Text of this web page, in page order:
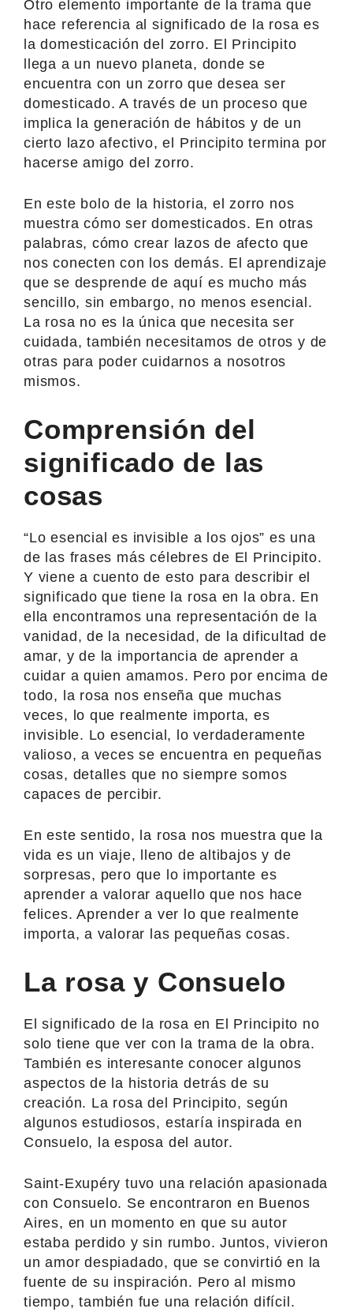
Otro elemento importante de la trama que
hace referencia al significado de la rosa es
la domesticación del zorro. El Principito
llega a un nuevo planeta, donde se
encuentra con un zorro que desea ser
domesticado. A través de un proceso que
implica la generación de hábitos y de un
cierto lazo afectivo, el Principito termina por
hacerse amigo del zorro.
En este bolo de la historia, el zorro nos
muestra cómo ser domesticados. En otras
palabras, cómo crear lazos de afecto que
nos conecten con los demás. El aprendizaje
que se desprende de aquí es mucho más
sencillo, sin embargo, no menos esencial.
La rosa no es la única que necesita ser
cuidada, también necesitamos de otros y de
otras para poder cuidarnos a nosotros
mismos.
Comprensión del
significado de las
cosas
“Lo esencial es invisible a los ojos” es una
de las frases más célebres de El Principito.
Y viene a cuento de esto para describir el
significado que tiene la rosa en la obra. En
ella encontramos una representación de la
vanidad, de la necesidad, de la dificultad de
amar, y de la importancia de aprender a
cuidar a quien amamos. Pero por encima de
todo, la rosa nos enseña que muchas
veces, lo que realmente importa, es
invisible. Lo esencial, lo verdaderamente
valioso, a veces se encuentra en pequeñas
cosas, detalles que no siempre somos
capaces de percibir.
En este sentido, la rosa nos muestra que la
vida es un viaje, lleno de altibajos y de
sorpresas, pero que lo importante es
aprender a valorar aquello que nos hace
felices. Aprender a ver lo que realmente
importa, a valorar las pequeñas cosas.
La rosa y Consuelo
El significado de la rosa en El Principito no
solo tiene que ver con la trama de la obra.
También es interesante conocer algunos
aspectos de la historia detrás de su
creación. La rosa del Principito, según
algunos estudiosos, estaría inspirada en
Consuelo, la esposa del autor.
Saint-Exupéry tuvo una relación apasionada
con Consuelo. Se encontraron en Buenos
Aires, en un momento en que su autor
estaba perdido y sin rumbo. Juntos, vivieron
un amor despiadado, que se convirtió en la
fuente de su inspiración. Pero al mismo
tiempo, también fue una relación difícil.